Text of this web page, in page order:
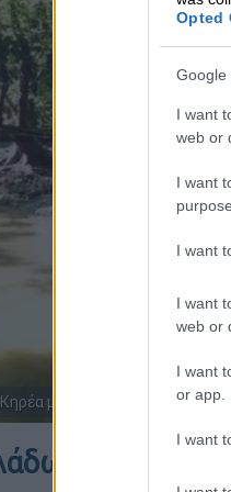
Opted
Google
I want
web or
I want
I want
I want
web or
I want
or app.
I want
με τα... ιπτάμενα ξύλινα
πέρασε